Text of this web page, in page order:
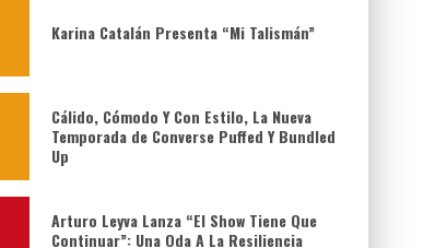
Karina Catalán Presenta “Mi Talismán”
Cálido, Cómodo Y Con Estilo, La Nueva
Temporada de Converse Puffed Y Bundled
Up
Arturo Leyva Lanza “El Show Tiene Que
Continuar”: Una Oda A La Resiliencia